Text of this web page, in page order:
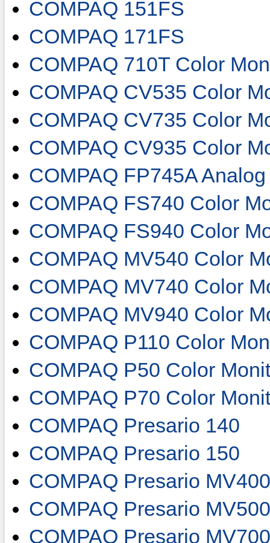
COMPAQ 151FS
COMPAQ 171FS
COMPAQ 710T Color
COMPAQ CV535 Color
COMPAQ CV735 Color
COMPAQ CV935 Color
COMPAQ FP745A
COMPAQ FS740 Color
COMPAQ FS940 Color
COMPAQ MV540 Color
COMPAQ MV740 Color
COMPAQ MV940 Color
COMPAQ P110 Color
COMPAQ P50 Color
COMPAQ P70 Color
COMPAQ Presario 140
COMPAQ Presario 150
COMPAQ Presario
COMPAQ Presario
COMPAQ Presario